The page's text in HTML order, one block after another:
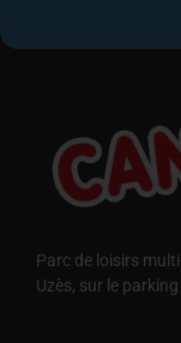
Parc de loisirs
Uzès, sur le